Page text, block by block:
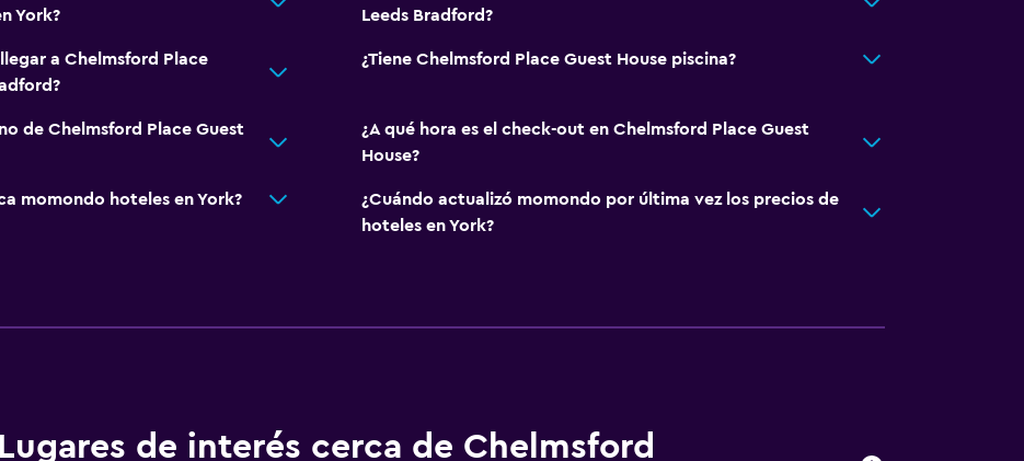
York?
Leeds Bradford?
a Chelmsford Place
¿Tiene Chelmsford Place Guest House piscina?
de Chelmsford Place Guest
¿A qué hora es el check-out en Chelmsford Place Guest
House?
momondo hoteles en York?
¿Cuándo actualizó momondo por última vez los precios de
hoteles en York?
Lugares de interés cerca de Chelmsford